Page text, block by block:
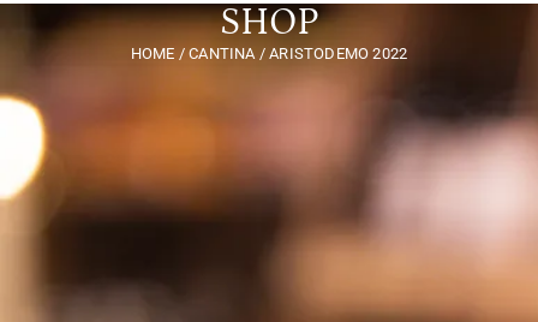
SHOP
HOME /CANTINA/ ARISTODEMO 2022